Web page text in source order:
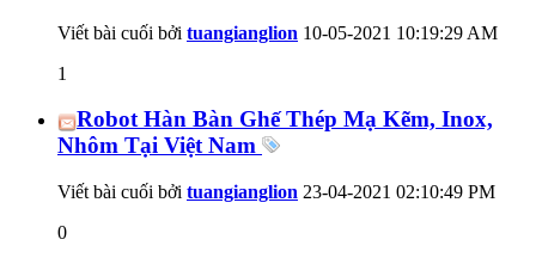
Viết bài cuối bởi tuangianglion 10-05-2021 10:19:29 AM
1
Robot Hàn Bàn Ghế Thép Mạ Kẽm, Inox,
Nhôm Tại Việt Nam
Viết bài cuối bởi tuangianglion 23-04-2021 02:10:49 PM
0